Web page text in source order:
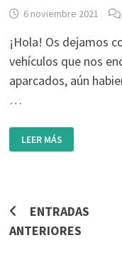
6 noviembre 2021
¡Hola! Os dejamos
vehículos que nos
aparcados, aún
…
FOTODENUNCIA:
VEHÍCULOS
MAL
LEER MÁS
Navegación
de
ENTRADAS
ANTERIORES